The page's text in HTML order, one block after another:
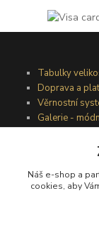
Tabulky
Doprava a
Věrnostní
Galerie -
Podmínky
Obchodní
Náš e-shop a
cookies, aby